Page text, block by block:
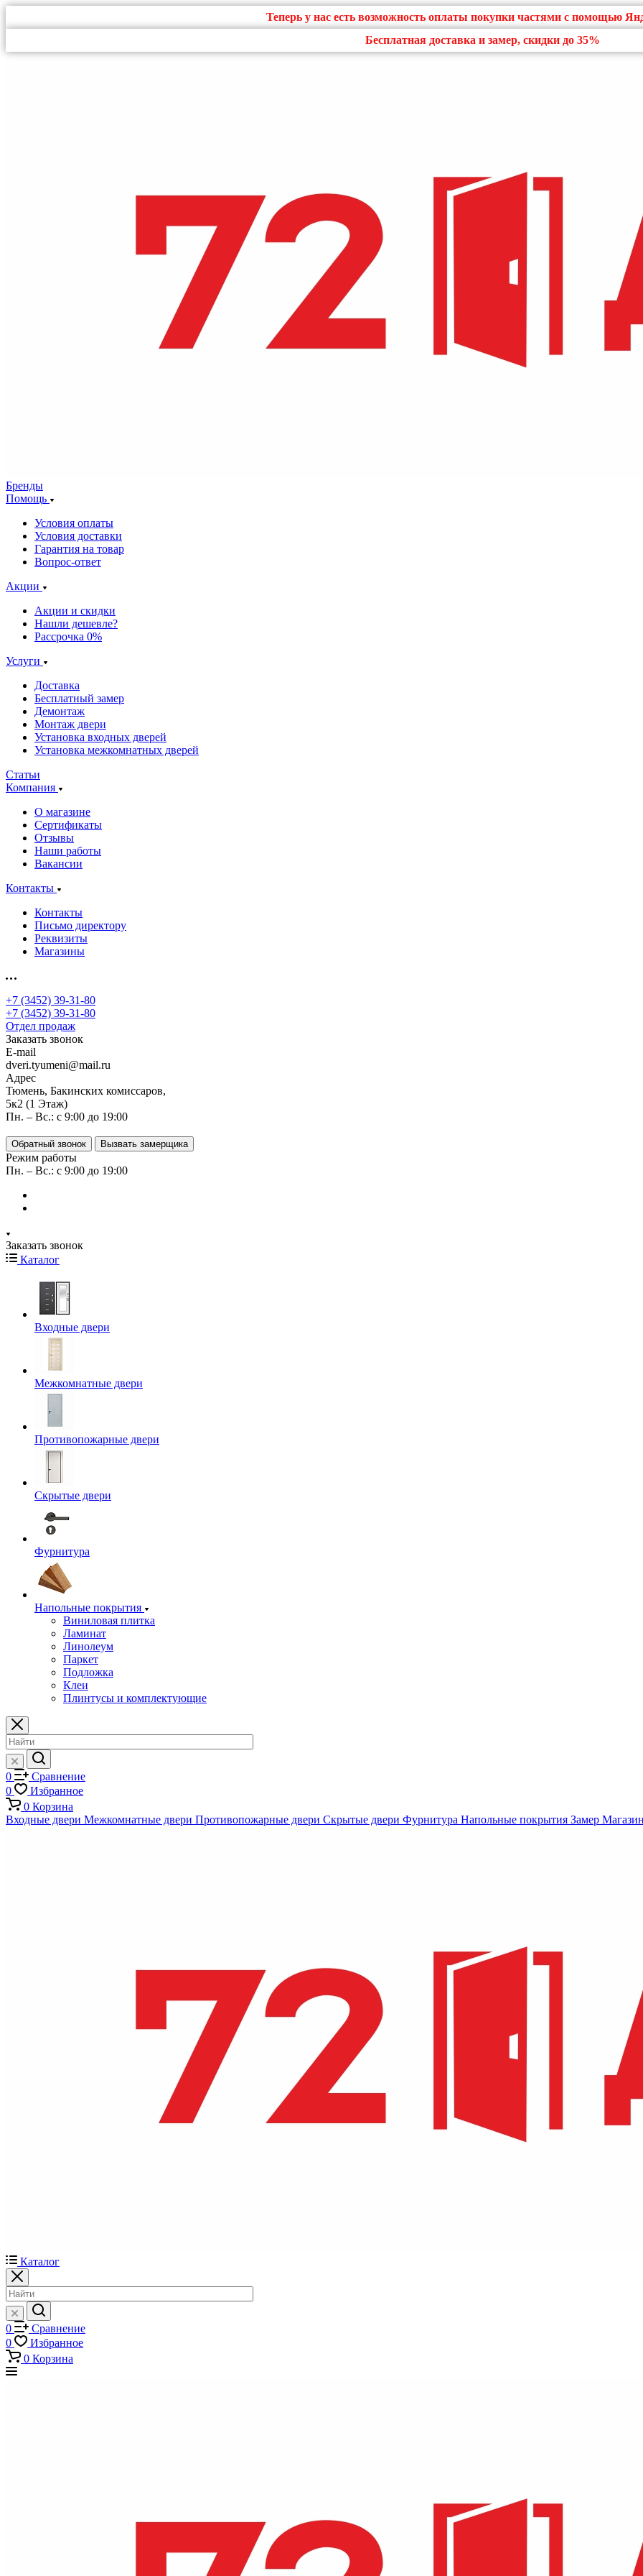
Теперь у нас есть возможность оплаты покупки частями с помощью
Бесплатная доставка и замер, скидки до 35%
Бренды
Помощь
Условия оплаты
Условия доставки
Гарантия на товар
Вопрос-ответ
Акции
Акции и скидки
Нашли дешевле?
Рассрочка 0%
Услуги
Доставка
Бесплатный замер
Демонтаж
Монтаж двери
Установка входных дверей
Установка межкомнатных дверей
Статьи
Компания
О магазине
Сертификаты
Отзывы
Наши работы
Вакансии
Контакты
Контакты
Письмо директору
Реквизиты
Магазины
+7 (3452) 39-31-80
+7 (3452) 39-31-80
Отдел продаж
Заказать звонок
E-mail
dveri.tyumeni@mail.ru
Адрес
Тюмень, Бакинских комиссаров,
5к2 (1 Этаж)
Пн. – Вс.: с 9:00 до 19:00
Обратный звонок Вызвать замерщика
Режим работы
Пн. – Вс.: с 9:00 до 19:00
Заказать звонок
Каталог
Входные двери
Межкомнатные двери
Противопожарные двери
Скрытые двери
Фурнитура
Напольные покрытия
Виниловая плитка
Ламинат
Линолеум
Паркет
Подложка
Клеи
Плинтусы и комплектующие
0
Сравнение
0
Избранное
0 Корзина
Входные двери Межкомнатные двери Противопожарные двери Скрытые двери Фурнитура Напольные покрытия Замер
Каталог
0
Сравнение
0
Избранное
0 Корзина